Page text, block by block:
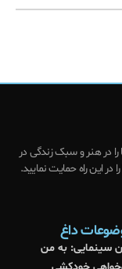
را در هنر و سبک زندگی در
در این راه حمایت نمایید.
داغ
سینمایی: به من